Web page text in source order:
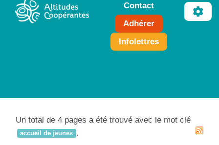
Contact
Adhérer
Infolettres
Un total de 4 pages a été trouvé avec le mot clé
accueil de jeunes .